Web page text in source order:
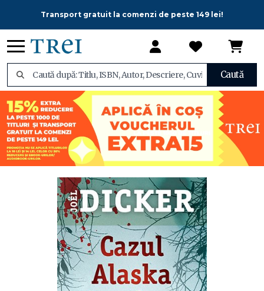
Transport gratuit la comenzi de peste 149 lei!
Caută